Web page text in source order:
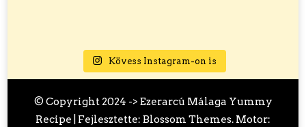
Kövess Instagram-on is
© Copyright 2024 -> Ezerarcú Málaga Yummy
Recipe | Fejlesztette: Blossom Themes. Motor: